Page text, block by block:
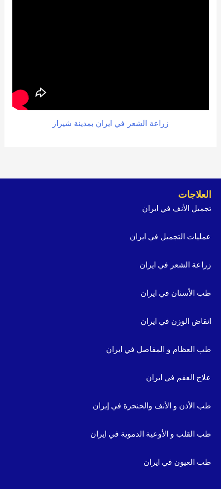
زراعة الشعر في ايران بمدينة شيراز
العلاجات
تجميل الأنف في ايران
عمليات التجميل في ايران
زراعة الشعر في ايران
طب الأسنان في ايران
انقاض الوزن في ايران
طب العظام و المفاصل في ايران
علاج العقم في ايران
طب الأذن و الأنف والحنجرة في إيران
طب القلب و الأوعية الدموية في ايران
طب العيون في ايران